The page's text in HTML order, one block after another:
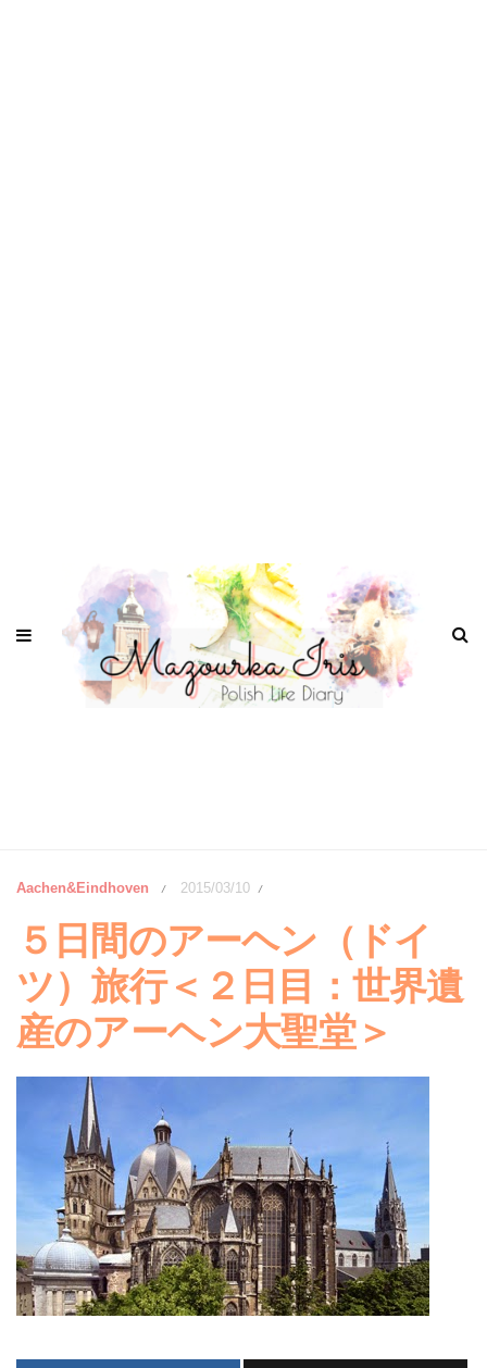
Aachen&Eindhoven / 2015/03/10 /
５日間のアーヘン（ドイ
ツ）旅行＜２日目：世界遺
産のアーヘン大聖堂＞